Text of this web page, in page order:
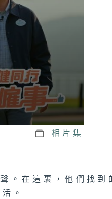
相片集
。在這裹，他們找到
。